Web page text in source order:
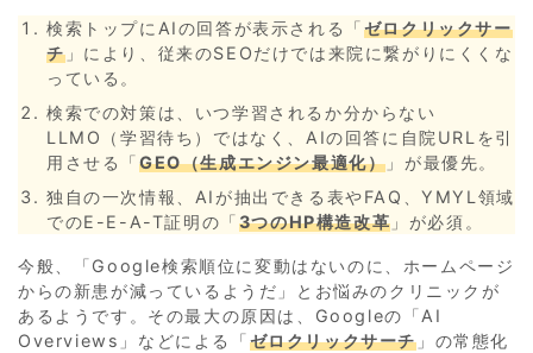
検索トップにAIの回答が表示される「ゼロクリックサー
チ」により、従来のSEOだけでは来院に繋がりにくくな
っている。
検索での対策は、いつ学習されるか分からない
LLMO（学習待ち）ではなく、AIの回答に自院URLを引
用させる「GEO（生成エンジン最適化） 」が最優先。
独自の一次情報、AIが抽出できる表やFAQ、YMYL領域
でのE-E-A-T証明の「3つのHP構造改革 」が必須。
今般、「Google検索順位に変動はないのに、ホームページ
からの新患が減っているようだ」とお悩みのクリニックが
あるようです。その最大の原因は、Googleの「AI
Overviews」などによる「ゼロクリックサーチ 」の常態化